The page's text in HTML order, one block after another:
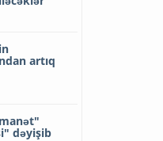
artıq
dəyişib